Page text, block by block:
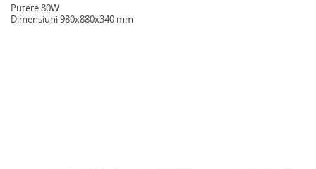
Putere 80W
Dimensiuni 980x880x340 mm